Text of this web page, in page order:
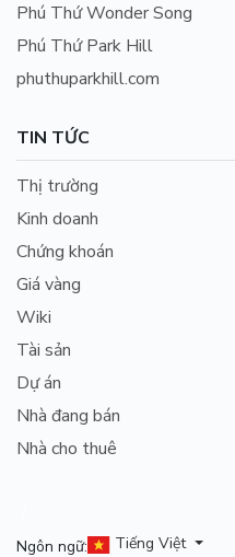
Phú Thứ Wonder Song
Phú Thứ Park Hill
phuthuparkhill.com
TIN TỨC
Thị trường
Kinh doanh
Chứng khoán
Giá vàng
Wiki
Tài sản
Dự án
Nhà đang bán
Nhà cho thuê
Ngôn ngữ: Tiếng Việt